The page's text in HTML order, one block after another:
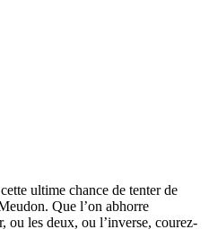
ultime chance de tenter de
Que l’on abhorre
ou les deux, ou l’inverse, courez-